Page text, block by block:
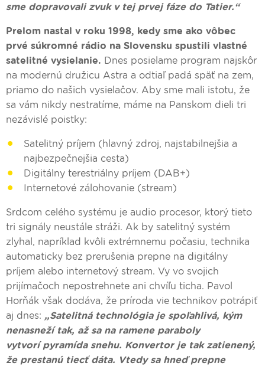
sme dopravovali zvuk v tej prvej fáze do Tatier.“
Prelom nastal v roku 1998, kedy sme ako vôbec
prvé súkromné rádio na Slovensku spustili vlastné
satelitné vysielanie. Dnes posielame program najskôr
na modernú družicu Astra a odtiaľ padá späť na zem,
priamo do našich vysielačov. Aby sme mali istotu, že
sa vám nikdy nestratíme, máme na Panskom dieli tri
nezávislé poistky:
Satelitný príjem (hlavný zdroj, najstabilnejšia a
najbezpečnejšia cesta)
Digitálny terestriálny príjem (DAB+)
Internetové zálohovanie (stream)
Srdcom celého systému je audio procesor, ktorý tieto
tri signály neustále stráži. Ak by satelitný systém
zlyhal, napríklad kvôli extrémnemu počasiu, technika
automaticky bez prerušenia prepne na digitálny
príjem alebo internetový stream. Vy vo svojich
prijímačoch nepostrehnete ani chvíľu ticha. Pavol
Horňák však dodáva, že príroda vie technikov potrápiť
aj dnes: „Satelitná technológia je spoľahlivá, kým
nenasneží tak, až sa na ramene paraboly
vytvorí pyramída snehu. Konvertor je tak zatienený,
že prestanú tiecť dáta. Vtedy sa hneď prepne